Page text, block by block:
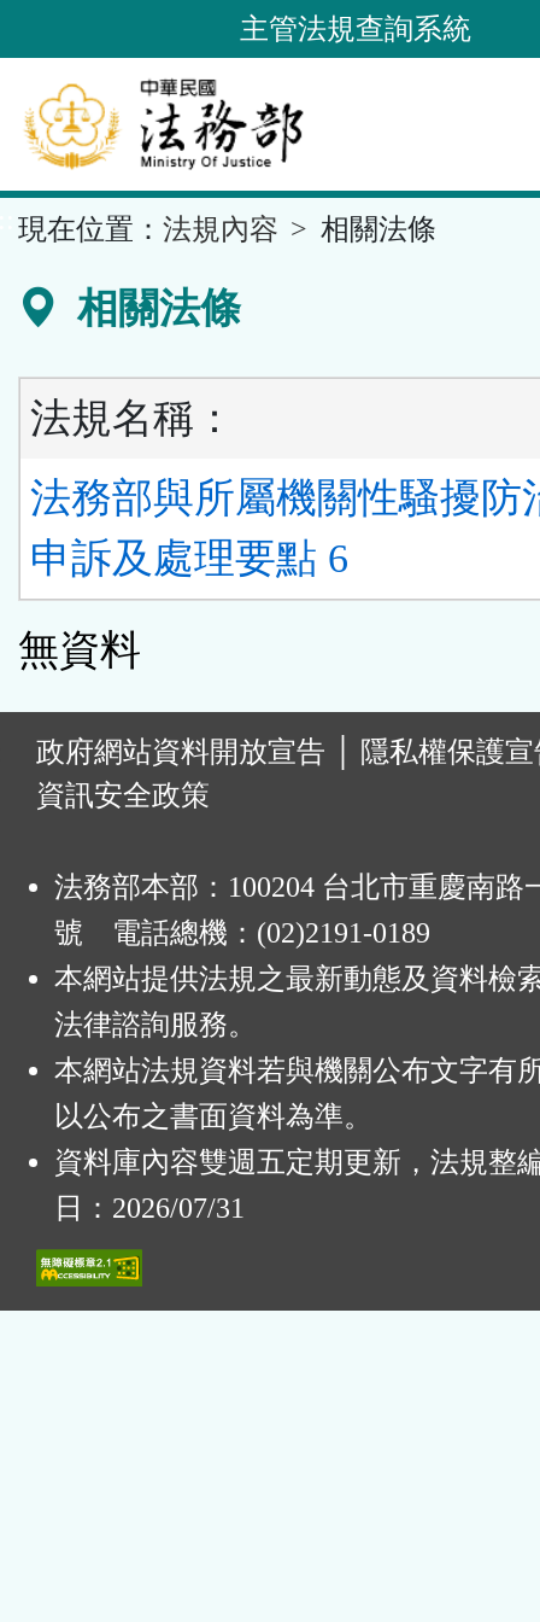
到
要
內
容
區
主管法規查詢系統
現在位置： 法規內容 相關法條
相關法條
法規名稱：
法務部與所屬機關性騷擾防
申訴及處理要點 6
無資料
政府網站資料開放宣告
隱私權保護
資訊安全政策
法務部本部：100204 台北市重慶南路
號 電話總機：(02)2191-0189
本網站提供法規之最新動態及資料檢
法律諮詢服務。
本網站法規資料若與機關公布文字有
以公布之書面資料為準。
資料庫內容雙週五定期更新，法規整
日：2026/07/31